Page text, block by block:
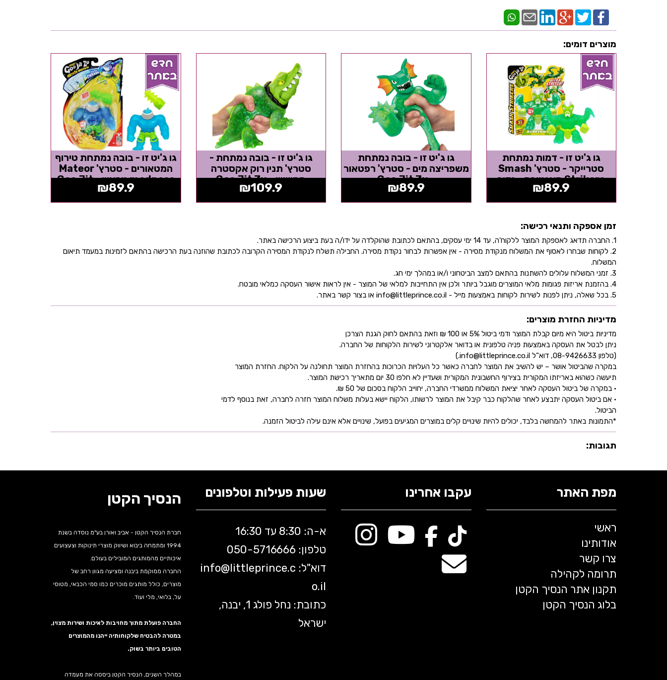
מוצרים דומים:
גו ג'יט זו - דמות נמתחת
סטרייקר - סטרץ' Smash
Strikers מאנטורס - נדיר
במיוחד -...
₪89.9
גו ג'יט זו - בובה נמתחת
משפריצה מים - סטרץ' רפטאור
- Goo Jit Zu
₪89.9
גו ג'יט זו - בובה נמתחת -
סטרץ' תנין רוק אקסטרה
סקווישי - Goo Jit Zu
₪109.9
גו ג'יט זו - בובה נמתחת טירוף
המטאורים - סטרץ' Mateor
madness טראש - Goo Jit
Zu
₪89.9
זמן אספקה ותנאי רכישה:
1. החברה תדאג לאספקת המוצר ללקוח'ה, עד 14 ימי עסקים, בהתאם לכתובת שהוקלדה על ידו/ה בעת ביצוע הרכישה באתר.
2. לקוחות שבחרו לאסוף את המשלוח מנקודת מסירה - אין אפשרות לבחור נקודת מסירה. החבילה תשלח לנקודת המסירה הקרובה לכתובת שהוזנה בעת הרכישה בהתאם לזמינות במעמד תיאום
המשלוח.
3. זמני המשלוח עלולים להשתנות בהתאם למצב הביטחוני ו/או במהלך ימי חג.
4. בהזמנת אריזות פגומות מלאי המוצרים מוגבל ביותר ולכן אין התחייבות למלאי של המוצר - אין לראות אישור העסקה כמלאי מובטח.
5. בכל שאלה, ניתן לפנות לשירות לקוחות באמצעות מייל - info@littleprince.co.il או בצור קשר באתר.
מדיניות החזרת מוצרים:
מדיניות ביטול היא מיום קבלת המוצר ודמי ביטול 5% או 100 ₪ וזאת בהתאם לחוק הגנת הצרכן
ניתן לבטל את העסקה באמצעות פניה טלפונית או בדואר אלקטרוני לשירות הלקוחות של החברה.
(טלפון 08-9426633, דוא”ל info@littleprince.co.il.)
במקרה שהביטול אושר – יש להשיב את המוצר לחברה כאשר כל העלויות הכרוכות בהחזרת המוצר תחולנה על הלקוח. החזרת המוצר
תיעשה כשהוא באריזתו המקורית בצירוף החשבונית המקורית ושעדיין לא חלפו 30 יום מתאריך רכישת המוצר.
• במקרה של ביטול העסקה לאחר יציאת המשלוח ממשרדי החברה, יחוייב הלקוח בסכום של 50 ₪.
• אם ביטול העסקה יתבצע לאחר שהלקוח כבר קיבל את המוצר לרשותו, הלקוח יישא בעלות משלוח המוצר חזרה לחברה, זאת בנוסף לדמי
הביטול.
*התמונות באתר להמחשה בלבד, יכולים להיות שינויים קלים במוצרים המגיעים בפועל, שינויים אלא אינם עילה לביטול הזמנה.
תגובות:
מפת האתר
ראשי
אודותינו
צרו קשר
תרומה לקהילה
תקנון אתר הנסיך הקטן
בלוג הנסיך הקטן
עקבו אחרינו שעות פעילות וטלפונים
א-ה: 8:30 עד 16:30
טלפון: 050-5 716666
דוא"ל:
info@littleprince.c
o.il
כתובת: נחל פולג 1, יבנה,
ישראל
הנסיך הקטן
חברת הנסיך הקטן - אביב ואורן בע"מ נוסדה בשנת
1994 ומתמחה ביבוא ושיווק מוצרי תינוקות וצעצועים
איכותיים מהמותגים המובילים בעולם.
החברה ממוקמת ביבנה ומציעה מגוון רחב של
מוצרים, כולל מותגים מוכרים כמו סמי הכבאי, מטוסי
על, בלואי, מלי ועוד.
החברה פועלת מתוך מחויבות לאיכות ושירות מצוין,
במטרה להבטיח שלקוחותיה ייהנו מהמוצרים
הטובים ביותר בשוק.
במהלך השנים, הנסיך הקטן ביססה את מעמדה